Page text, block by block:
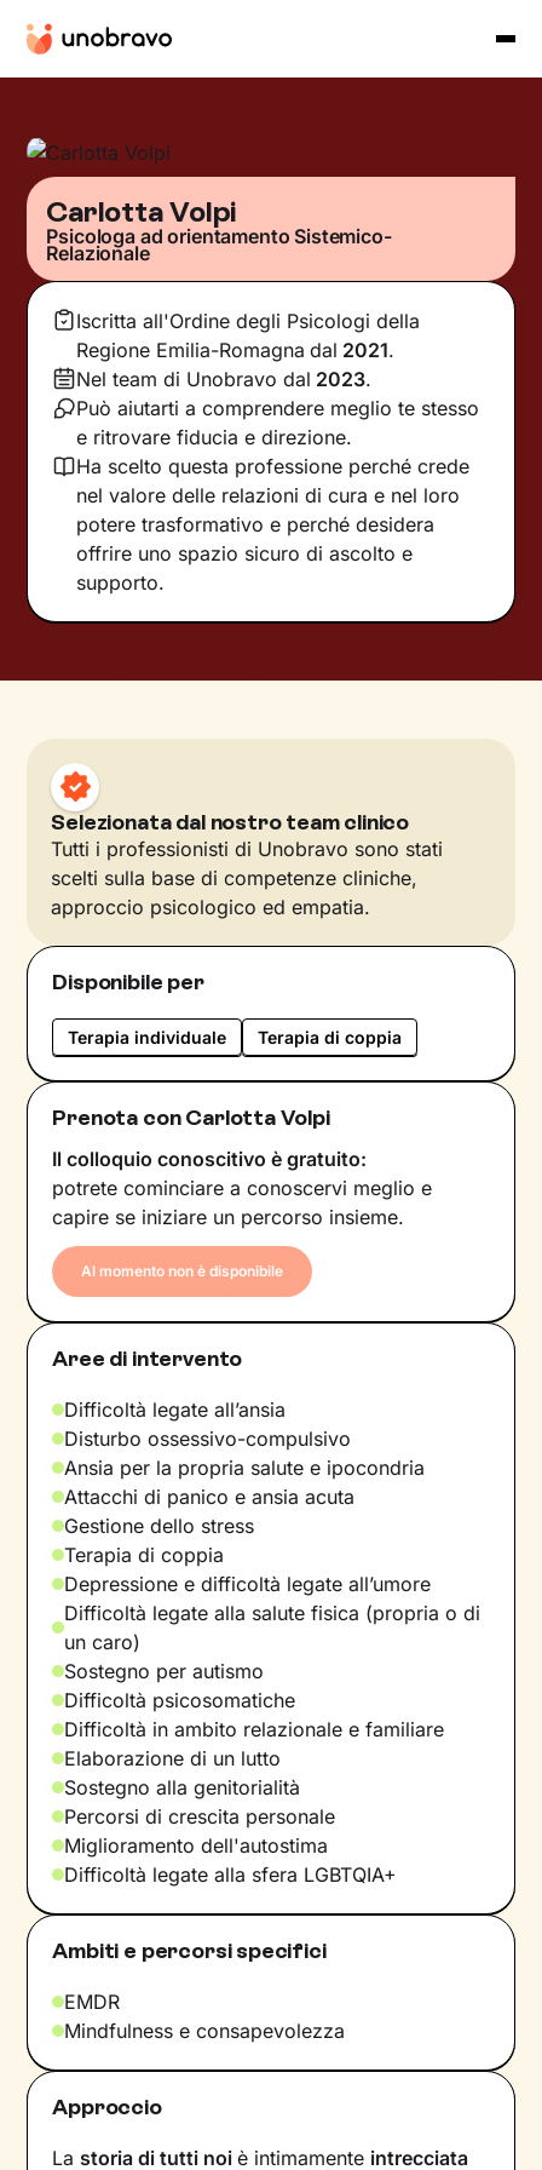
Carlotta Volpi
Psicologa ad orientamento Sistemico-
Relazionale
Iscritta all'Ordine degli Psicologi della
Regione Emilia-Romagna dal 2021.
Nel team di Unobravo dal 2023.
Può aiutarti a comprendere meglio te stesso
e ritrovare fiducia e direzione.
Ha scelto questa professione perché crede
nel valore delle relazioni di cura e nel loro
potere trasformativo e perché desidera
offrire uno spazio sicuro di ascolto e
supporto.
Selezionata dal nostro team clinico
Tutti i professionisti di Unobravo sono stati
scelti sulla base di competenze cliniche,
approccio psicologico ed empatia.
Disponibile per
Terapia individuale Terapia di coppia
Prenota con Carlotta Volpi
Il colloquio conoscitivo è gratuito:
potrete cominciare a conoscervi meglio e
capire se iniziare un percorso insieme.
Al momento non è disponibile
Aree di intervento
Difficoltà legate all’ansia
Disturbo ossessivo-compulsivo
Ansia per la propria salute e ipocondria
Attacchi di panico e ansia acuta
Gestione dello stress
Terapia di coppia
Depressione e difficoltà legate all’umore
Difficoltà legate alla salute fisica (propria o di
un caro)
Sostegno per autismo
Difficoltà psicosomatiche
Difficoltà in ambito relazionale e familiare
Elaborazione di un lutto
Sostegno alla genitorialità
Percorsi di crescita personale
Miglioramento dell'autostima
Difficoltà legate alla sfera LGBTQIA+
Ambiti e percorsi specifici
EMDR
Mindfulness e consapevolezza
Approccio
La storia di tutti noiè intimamente intrecciata